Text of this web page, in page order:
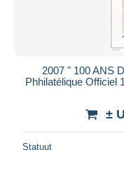
2007 " 100 ANS
Phhilatélique Officiel
±
Statuut